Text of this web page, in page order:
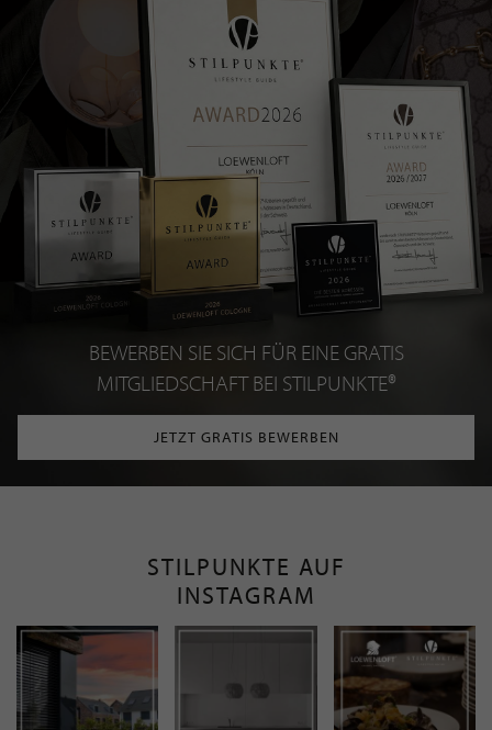
BEWERBEN SIE SICH FÜR EINE GRATIS
MITGLIEDSCHAFT BEI STILPUNKTE®
JETZT GRATIS BEWERBEN
STILPUNKTE AUF
INSTAGRAM